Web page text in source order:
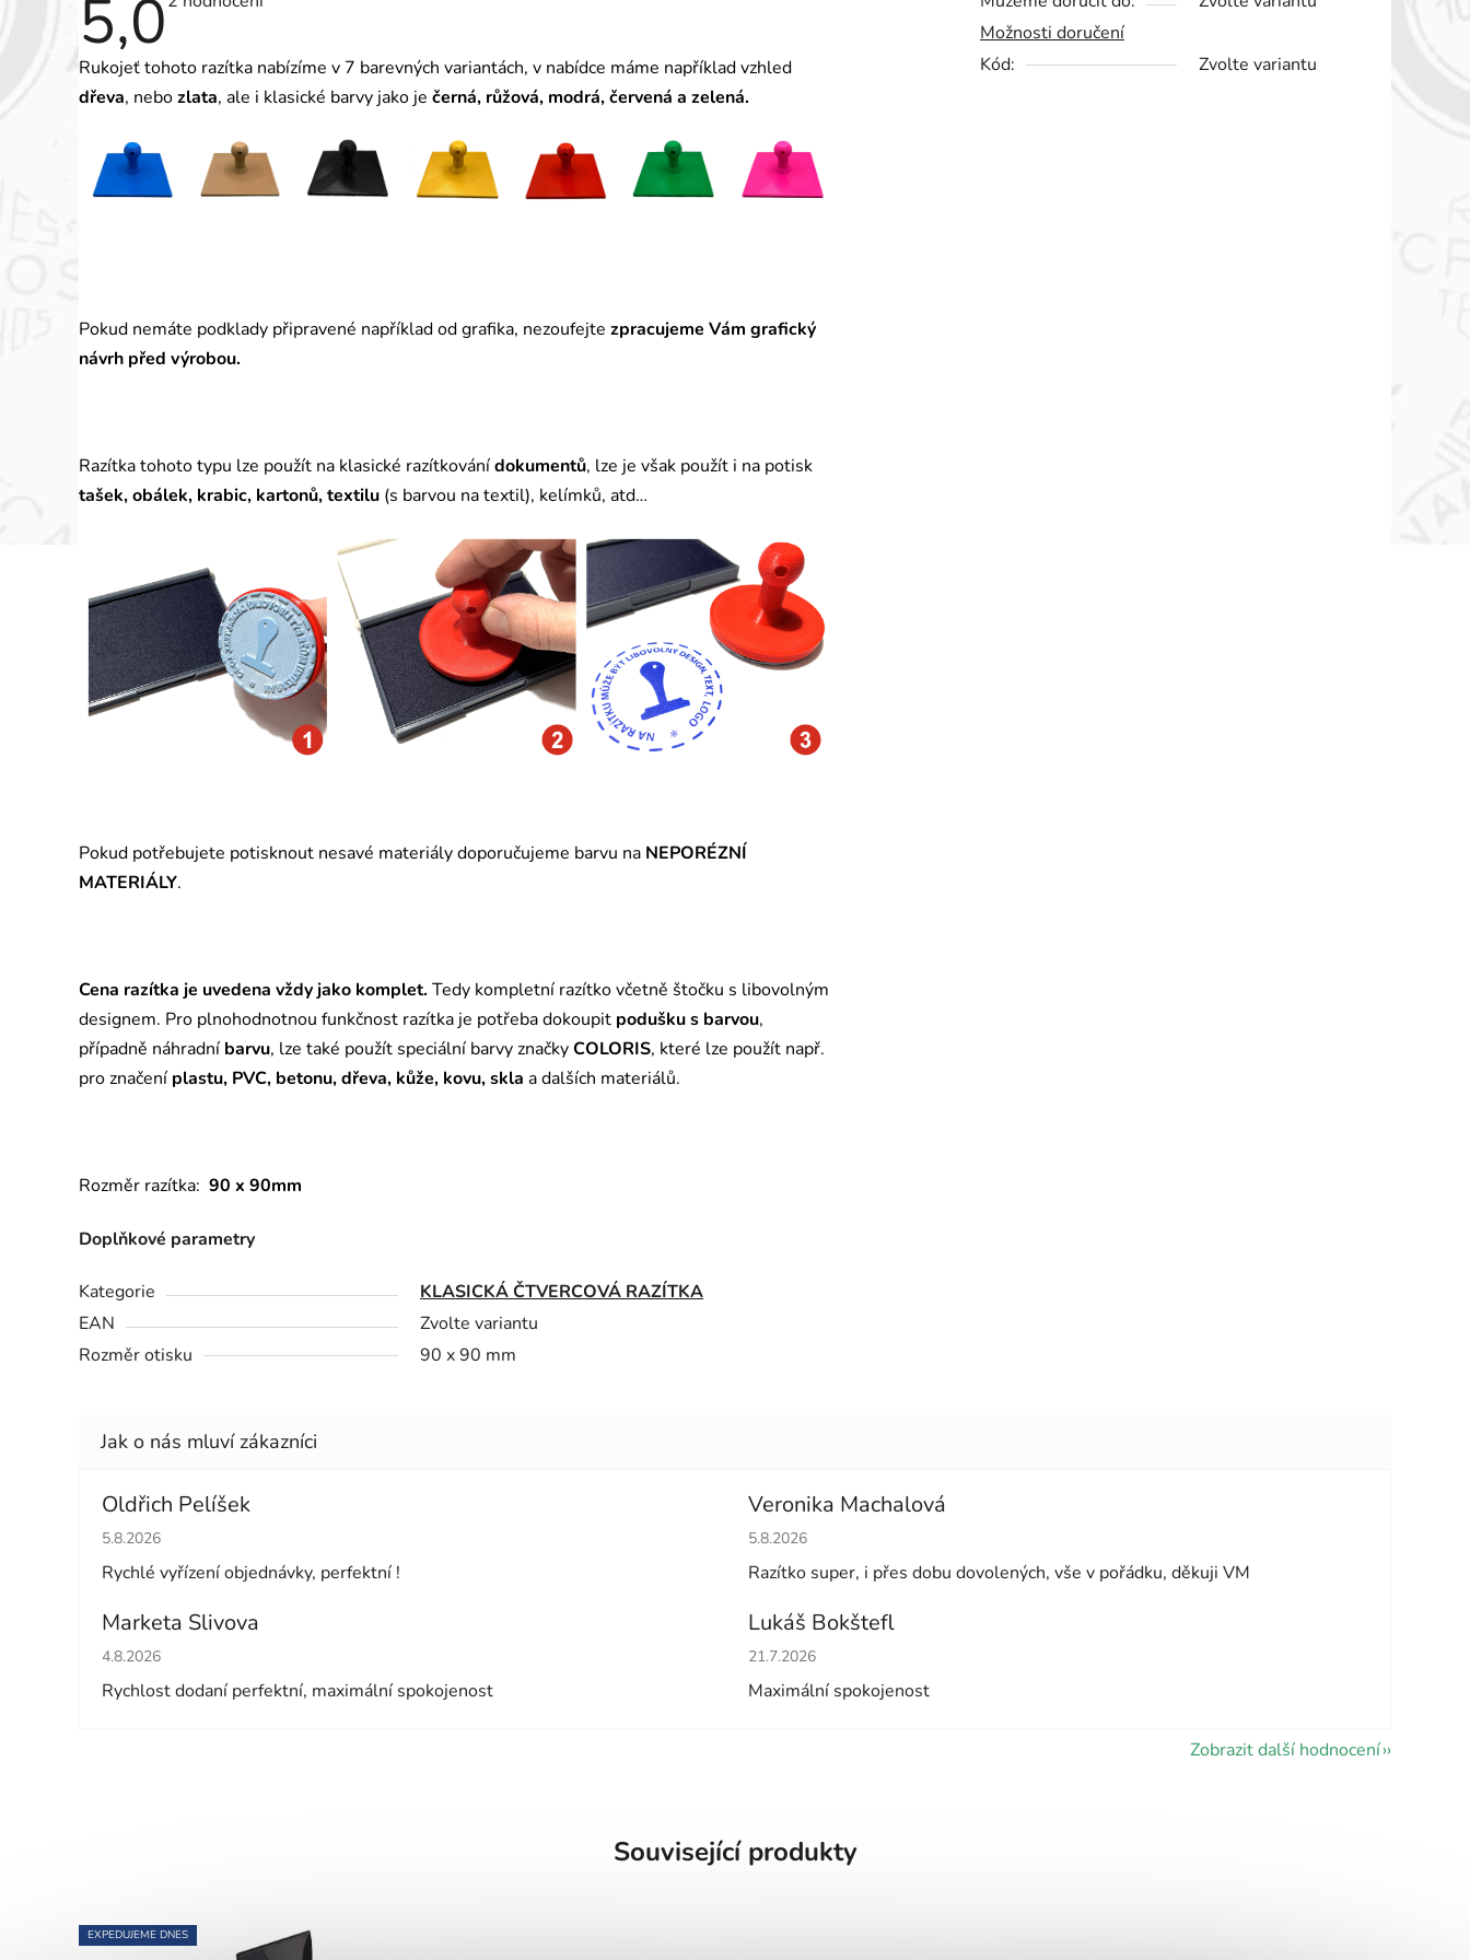
Možnosti doručení
Kód:
Zvolte variantu
5,0
5,0
5
Rukojeť tohoto razítka nabízíme v 7 barevných variantách, v nabídce máme například vzhled
dřeva, nebozlata, ale i klasické barvy jako je černá, růžová, modrá, červená a zelená.
Pokud nemáte podklady připravené například od grafika, nezoufejte zpracujeme Vám grafický
návrh před výrobou.
Razítka tohoto typu lze použít na klasické razítkovánídokumentů, lze je však použít i na potisk
tašek, obálek, krabic, kartonů, textilu (s barvou na textil), kelímků, atd…
Pokud potřebujete potisknout nesavé materiály doporučujeme barvu na NEPORÉZNÍ
MATERIÁLY.
Cena razítka je uvedena vždy jako komplet.Tedy kompletní razítko včetně štočku s libovolným
designem. Pro plnohodnotnou funkčnost razítka je potřeba dokoupit podušku s barvou,
případně náhradní barvu, lze také použít speciální barvy značkyCOLORIS, které lze použít např.
pro značení plastu, PVC, betonu, dřeva, kůže, kovu, skla a dalších materiálů.
Rozměr razítka: 90 x 90mm
Doplňkové parametry
Kategorie
KLASICKÁ ČTVERCOVÁ RAZÍTKA
EAN
Zvolte variantu
Rozměr otisku
90 x 90 mm
Oldřich Pelíšek
Hodnocení obchodu je 5 z 5 hvězdiček.
5.8.2026
Rychlé vyřízení objednávky, perfektní !
Veronika Machalová
Hodnocení obchodu je 5 z 5 hvězdiček.
5.8.2026
Razítko super, i přes dobu dovolených, vše v pořádku, děkuji VM
Marketa Slivova
Hodnocení obchodu je 5 z 5 hvězdiček.
4.8.2026
Rychlost dodaní perfektní, maximální spokojenost
Lukáš Bokštefl
Hodnocení obchodu je 5 z 5 hvězdiček.
21.7.2026
Maximální spokojenost
Zobrazit další hodnocení
Související produkty
EXPEDUJEME DNES